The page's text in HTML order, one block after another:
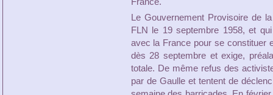
Le Gouvernement Provisoire de
FLN le 19 septembre 1958, et
avec la France pour se constituer
dès 28 septembre et exige,
totale. De même refus des
par de Gaulle et tentent de